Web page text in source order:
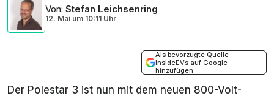
Von: Stefan Leichsenring
12. Mai um 10:11 Uhr
Als bevorzugte Quelle
InsideEVs auf Google
hinzufügen
Der Polestar 3 ist nun mit dem neuen 800-Volt-